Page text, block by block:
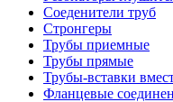
Соеденители труб
Стронгеры
Трубы приемные
Трубы прямые
Трубы-вставки
Фланцевые